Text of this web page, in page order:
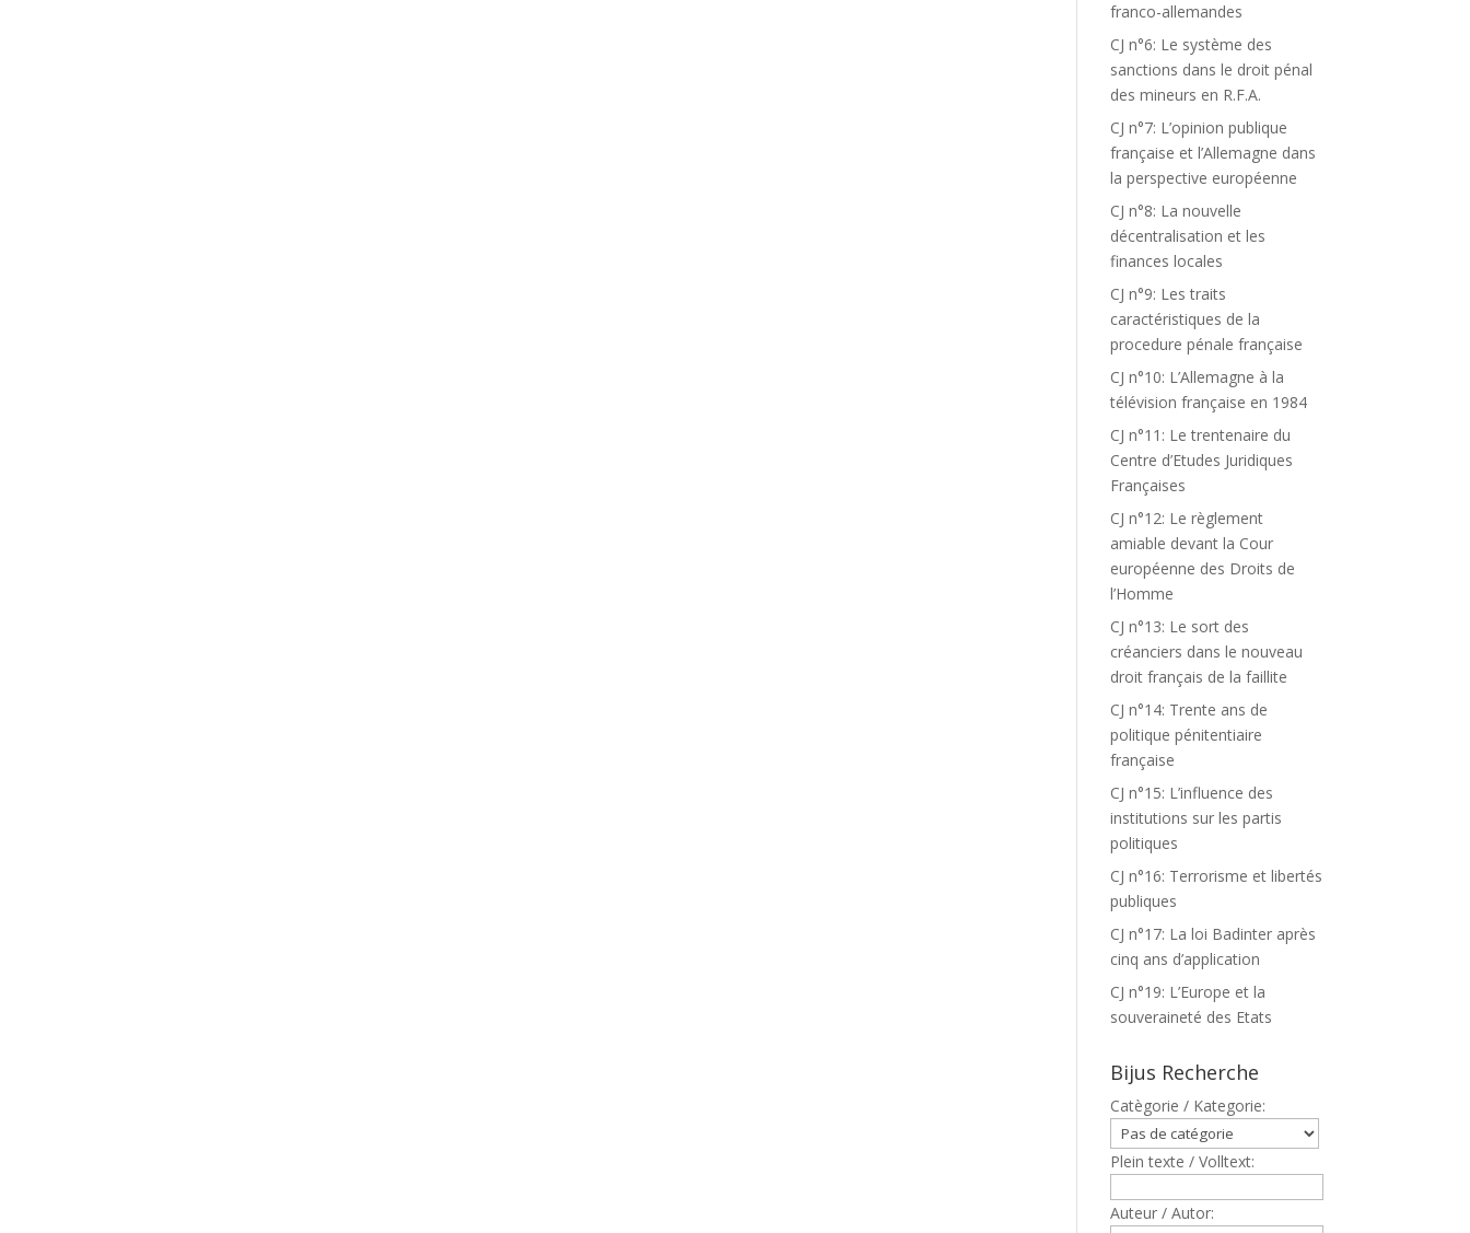
franco-allemandes
CJ n°6: Le système des
sanctions dans le droit pénal
des mineurs en R.F.A.
CJ n°7: L’opinion publique
française et l’Allemagne dans
la perspective européenne
CJ n°8: La nouvelle
décentralisation et les
finances locales
CJ n°9: Les traits
caractéristiques de la
procedure pénale française
CJ n°10: L’Allemagne à la
télévision française en 1984
CJ n°11: Le trentenaire du
Centre d’Etudes Juridiques
Françaises
CJ n°12: Le règlement
amiable devant la Cour
européenne des Droits de
l’Homme
CJ n°13: Le sort des
créanciers dans le nouveau
droit français de la faillite
CJ n°14: Trente ans de
politique pénitentiaire
française
CJ n°15: L’influence des
institutions sur les partis
politiques
CJ n°16: Terrorisme et libertés
publiques
CJ n°17: La loi Badinter après
cinq ans d’application
CJ n°19: L’Europe et la
souveraineté des Etats
Bijus Recherche
Catègorie / Kategorie:
Plein texte / Volltext:
Auteur / Autor: